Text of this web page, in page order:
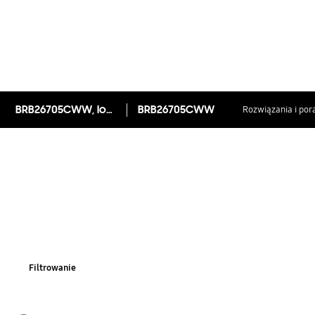
BRB26705CWW, lodówka do zabudowy, technologia Space Max™, 264 l BRB26705CWW Rozwiązania i
Filtrowanie